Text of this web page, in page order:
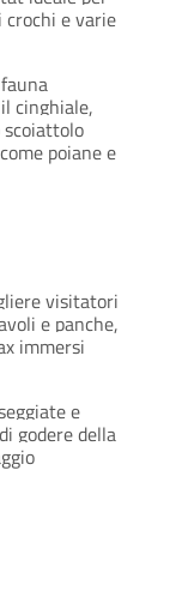
crochi e varie
cinghiale,
poiane e
visitatori
e panche,
immersi
e
godere della